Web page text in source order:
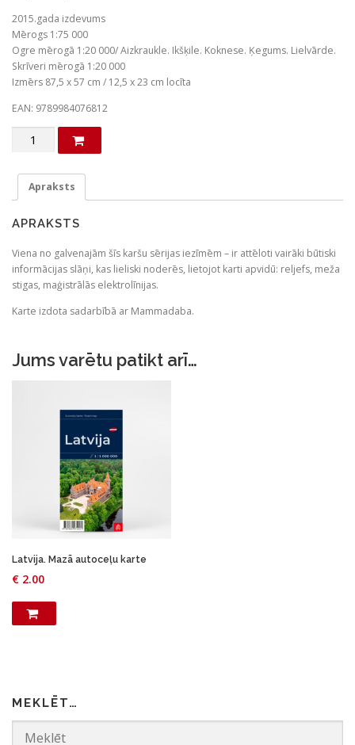
g
i
n
a
l
p
c
w
a
s
:
€
4
r
e
n
t
p
r
i
:
€
1
0
2015.gada izdevums
Mērogs 1:75 000
Ogre mērogā 1:20 000/ Aizkraukle. Ikšķile. Koknese. Ķegums. Lielvārde.
Skrīveri mērogā 1:20 000
Izmērs 87,5 x 57 cm / 12,5 x 23 cm locīta
EAN: 9789984076812
Ogres
Ikšķiles,
Kokneses,
Lielvārdes,
novads
daudzums
Apraksts
APRAKSTS
Viena no galvenajām šīs karšu sērijas iezīmēm – ir attēloti vairāki būtiski
informācijas slāņi, kas lieliski noderēs, lietojot karti apvidū: reljefs, meža
stigas, maģistrālās elektrolīnijas.
Karte izdota sadarbībā ar Mammadaba.
Jums varētu patikt arī…
Latvija. Mazā autoceļu karte
€ 2.00
MEKLĒT…